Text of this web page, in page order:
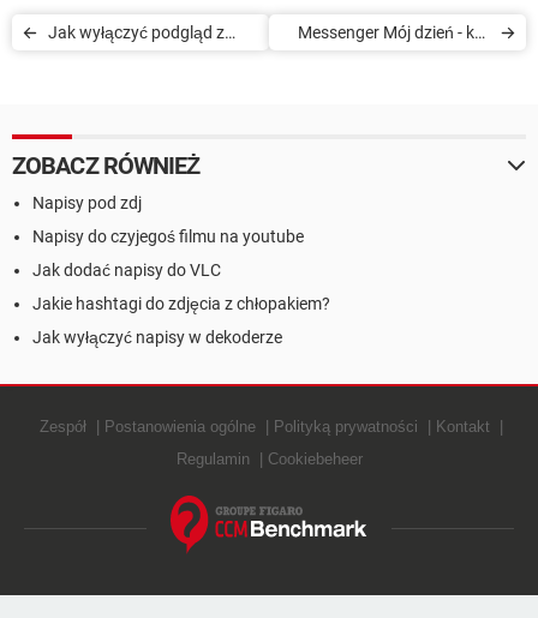
Jak wyłączyć podgląd z
Messenger Mój dzień - kto
ZOBACZ RÓWNIEŻ
Napisy pod zdj
Napisy do czyjegoś filmu na youtube
Jak dodać napisy do VLC
Jakie hashtagi do zdjęcia z chłopakiem?
Jak wyłączyć napisy w dekoderze
Zespół Postanowienia ogólne Polityką prywatności
Kontakt
Regulamin
Cookiebeheer